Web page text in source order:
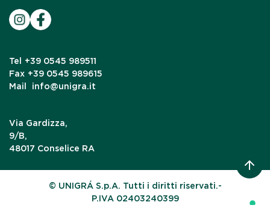
Tel
+39 0545 989511
Fax +39 0545 989615
Mail
info@unigra.it
Via Gardizza,
9/B,
48017 Conselice RA
© UNIGRÁ S.p.A. Tutti i diritti riservati.-
P.IVA 02403240399